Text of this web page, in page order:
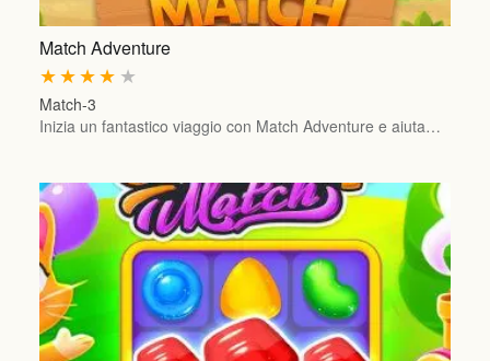
Match Adventure
★
★
★
★
★
Match-3
Inizia un fantastico viaggio con Match Adventure e aiuta…